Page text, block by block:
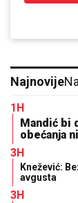
Najnovije
1H
Mandić bi
obećanja
3H
Knežević:
avgusta
3H